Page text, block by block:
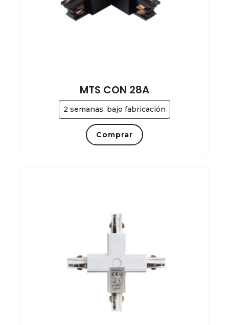
2 semanas, bajo fabricación
MTS CON 28A
Comprar